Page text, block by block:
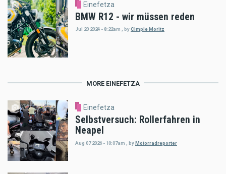
Einefetza
BMW R12 - wir müssen reden
Jul 20 2024 - 8:22am , byCimple Moritz
MORE EINEFETZA
Einefetza
Selbstversuch: Rollerfahren in
Neapel
Aug 07 2026 - 10:07am byMotorradreporter